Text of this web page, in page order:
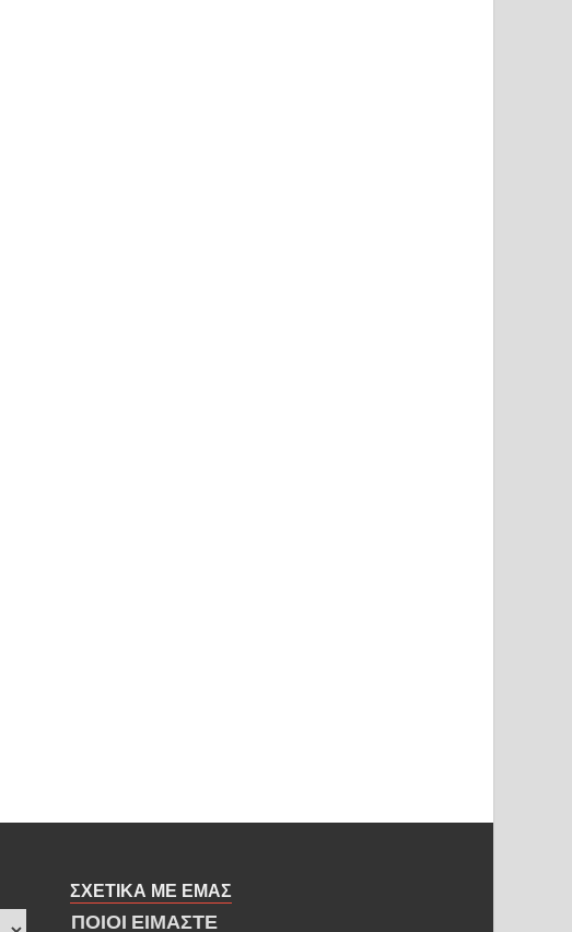
ΣΧΕΤΙΚΑ ΜΕ ΕΜΑΣ
ΠΟΙΟΙ ΕΙΜΑΣΤΕ